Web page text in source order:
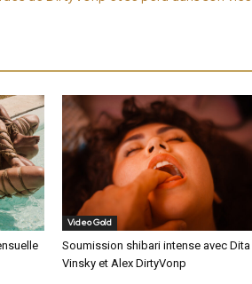
Video Gold
Soumission shibari intense avec Dita
Vinsky et Alex DirtyVonp